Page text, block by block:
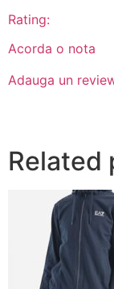
Rating:
Acorda o nota
Adauga un
Related